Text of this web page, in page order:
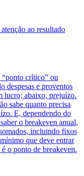
ao resultado
crítico” ou
despesas e proventos
lucro; abaixo, prejuízo.
sabe quanto precisa
E, dependendo do
o breakeven anual,
incluindo fixos
que deve entrar
o ponto de breakeven.